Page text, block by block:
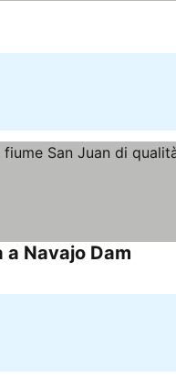
a Navajo Dam